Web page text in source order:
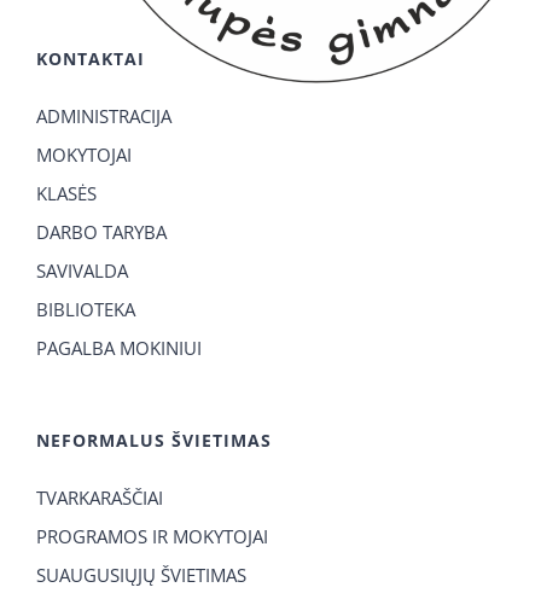
KONTAKTAI
ADMINISTRACIJA
MOKYTOJAI
KLASĖS
DARBO TARYBA
SAVIVALDA
BIBLIOTEKA
PAGALBA MOKINIUI
NEFORMALUS ŠVIETIMAS
TVARKARAŠČIAI
PROGRAMOS IR MOKYTOJAI
SUAUGUSIŲJŲ ŠVIETIMAS